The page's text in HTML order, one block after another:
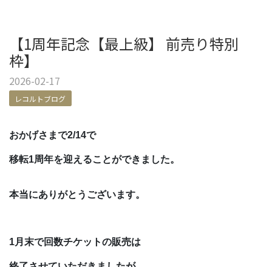
【1周年記念【最上級】 前売り特別
枠】
2026-02-17
レコルトブログ
おかげさまで2/14で
移転1周年を迎えることができました。
本当にありがとうございます。
1月末で回数チケットの販売は